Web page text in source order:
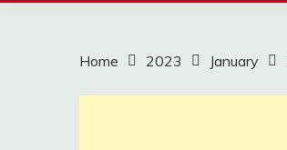
Home 2023 January